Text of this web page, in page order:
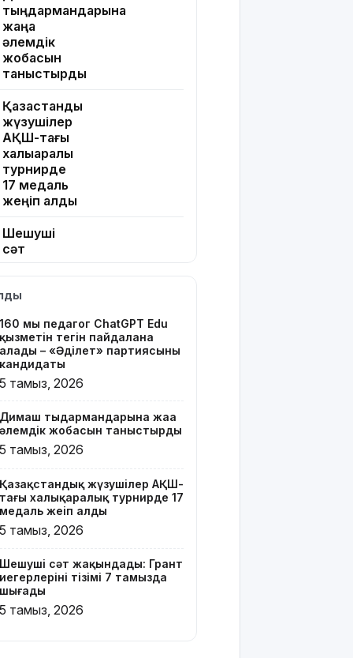
тыңдармандарына
жаңа
әлемдік
жобасын
таныстырды
Қазақстандық
жүзушілер
АҚШ-тағы
халықаралық
турнирде
17 медаль
жеңіп алды
Шешуші
сәт
иегерлерінің
тамызда
шығады
2 млрд
теңгенің
алаяқтығы:
21 адамға
түрме
кесілді
Білім беру
ұйымдарының
жылы мен
жылыту
маусымына
дайындығы
160 мың педагог ChatGPT Edu
қызметін тегін пайдалана
алады – «Әділет» партиясының
кандидаты
5 тамыз, 2026
Димаш тыңдармандарына жаңа
әлемдік жобасын таныстырды
5 тамыз, 2026
Қазақстандық жүзушілер АҚШ-
тағы халықаралық турнирде 17
медаль жеңіп алды
5 тамыз, 2026
Шешуші сәт жақындады: Грант
иегерлерінің тізімі 7 тамызда
шығады
5 тамыз, 2026